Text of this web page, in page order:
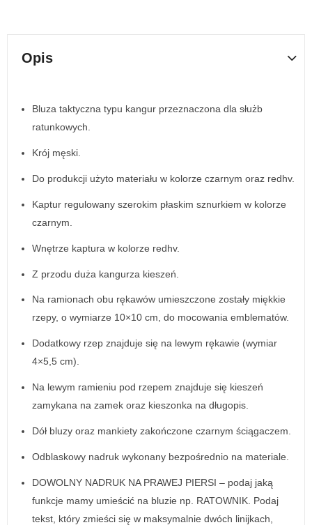
Opis
Bluza taktyczna typu kangur przeznaczona dla służb
ratunkowych.
Krój męski.
Do produkcji użyto materiału w kolorze czarnym oraz redhv.
Kaptur regulowany szerokim płaskim sznurkiem w kolorze
czarnym.
Wnętrze kaptura w kolorze redhv.
Z przodu duża kangurza kieszeń.
Na ramionach obu rękawów umieszczone zostały miękkie
rzepy, o wymiarze 10×10 cm, do mocowania emblematów.
Dodatkowy rzep znajduje się na lewym rękawie (wymiar
4×5,5 cm).
Na lewym ramieniu pod rzepem znajduje się kieszeń
zamykana na zamek oraz kieszonka na długopis.
Dół bluzy oraz mankiety zakończone czarnym ściągaczem.
Odblaskowy nadruk wykonany bezpośrednio na materiale.
DOWOLNY NADRUK NA PRAWEJ PIERSI – podaj jaką
funkcje mamy umieścić na bluzie np. RATOWNIK. Podaj
tekst, który zmieści się w maksymalnie dwóch linijkach,